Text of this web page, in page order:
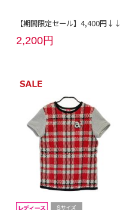
【期間限定セール】4,400円↓↓
2,200円